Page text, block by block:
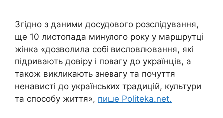
Згідно з даними досудового розслідування,
ще 10 листопада минулого року у маршрутці
жінка «дозволила собі висловлювання, які
підривають довіру і повагу до українців, а
також викликають зневагу та почуття
ненависті до українських традицій, культури
та способу життя», пише Politeka.net.